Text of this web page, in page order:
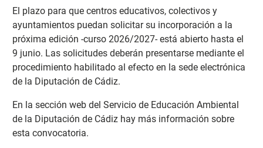
El plazo para que centros educativos, colectivos y
ayuntamientos puedan solicitar su incorporación a la
próxima edición -curso 2026/2027- está abierto hasta el
9 junio. Las solicitudes deberán presentarse mediante el
procedimiento habilitado al efecto en la sede electrónica
de la Diputación de Cádiz.
En la sección web del Servicio de Educación Ambiental
de la Diputación de Cádiz hay más información sobre
esta convocatoria.